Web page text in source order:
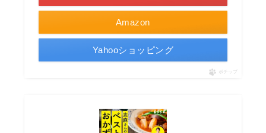
Amazon
Yahooショッピング
ポチップ